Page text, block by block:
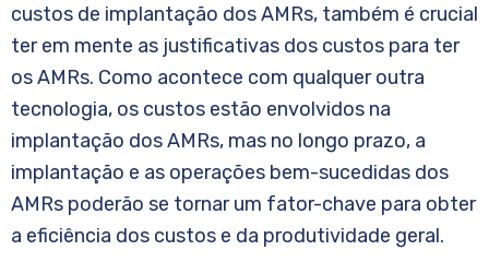
custos de implantação dos AMRs, também é crucial
ter em mente as justificativas dos custos para ter
os AMRs. Como acontece com qualquer outra
tecnologia, os custos estão envolvidos na
implantação dos AMRs, mas no longo prazo, a
implantação e as operações bem-sucedidas dos
AMRs poderão se tornar um fator-chave para obter
a eficiência dos custos e da produtividade geral.